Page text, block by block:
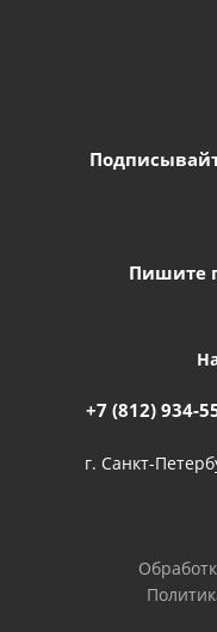
Пишите
+7 (812) 934-
г. Санкт-